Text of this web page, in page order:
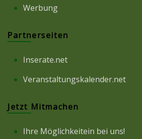
Werbung
Partnerseiten
Inserate.net
Veranstaltungskalender.net
Jetzt Mitmachen
Ihre Möglichkeitein bei uns!